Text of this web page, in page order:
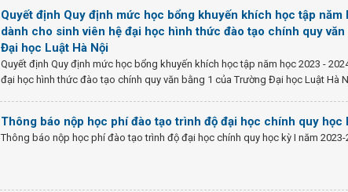
Quyết định Quy định mức học bổng khuyến khích học tập
dành cho sinh viên hệ đại học hình thức đào tạo chính quy
Đại học Luật Hà Nội
Quyết định Quy định mức học bổng khuyến khích học tập năm học 2023 -
đại học hình thức đào tạo chính quy văn bằng 1 của Trường Đại học Luật Hà
Thông báo nộp học phí đào tạo trình độ đại học chính quy học
Thông báo nộp học phí đào tạo trình độ đại học chính quy học kỳ I năm 2023-